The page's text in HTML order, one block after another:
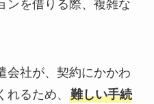
ンを借りる際、複雑な
会社が、契約にかかわ
るため、 難しい手続